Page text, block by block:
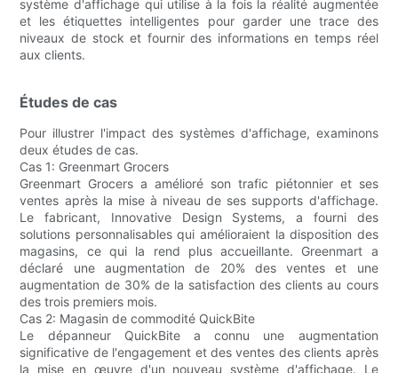
système d'affichage qui utilise à la fois la réalité augmentée
et les étiquettes intelligentes pour garder une trace des
niveaux de stock et fournir des informations en temps réel
aux clients.
Études de cas
Pour illustrer l'impact des systèmes d'affichage, examinons
deux études de cas.
Cas 1: Greenmart Grocers
Greenmart Grocers a amélioré son trafic piétonnier et ses
ventes après la mise à niveau de ses supports d'affichage.
Le fabricant, Innovative Design Systems, a fourni des
solutions personnalisables qui amélioraient la disposition des
magasins, ce qui la rend plus accueillante. Greenmart a
déclaré une augmentation de 20% des ventes et une
augmentation de 30% de la satisfaction des clients au cours
des trois premiers mois.
Cas 2: Magasin de commodité QuickBite
Le dépanneur QuickBite a connu une augmentation
significative de l'engagement et des ventes des clients après
la mise en œuvre d'un nouveau système d'affichage. Le